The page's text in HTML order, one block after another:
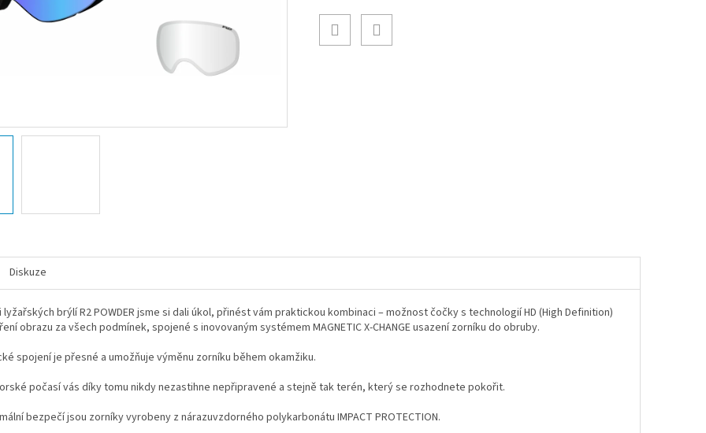
Diskuze
lyžařských brýlí R2 POWDER jsme si dali úkol, přinést vám praktickou kombinaci – možnost čočky s technologií HD (High Definition)
obrazu za všech podmínek, spojené s inovovaným systémem MAGNETIC X-CHANGE usazení zorníku do obruby.
spojení je přesné a umožňuje výměnu zorníku během okamžiku.
počasí vás díky tomu nikdy nezastihne nepřipravené a stejně tak terén, který se rozhodnete pokořit.
bezpečí jsou zorníky vyrobeny z nárazuvzdorného polykarbonátu IMPACT PROTECTION.